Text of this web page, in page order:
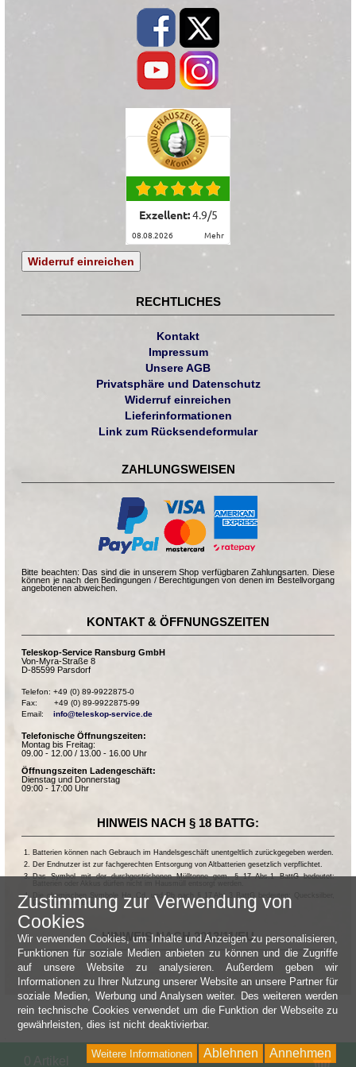
Exzellent:4.9/5
08.08.2026 mehr
Widerruf einreichen
RECHTLICHES
Kontakt
Impressum
Unsere AGB
Privatsphäre und Datenschutz
Widerruf einreichen
Lieferinformationen
Link zum Rücksendeformular
ZAHLUNGSWEISEN
Bitte beachten: Das sind die in unserem Shop verfügbaren Zahlungsarten. Diese
können je nach den Bedingungen / Berechtigungen von denen im Bestellvorgang
angebotenen abweichen.
KONTAKT & ÖFFNUNGSZEITEN
Teleskop-Service Ransburg GmbH
Von-Myra-Straße 8
D-85599 Parsdorf
Telefon: +49 (0) 89-9922875-0
Fax:       +49 (0) 89-9922875-99
Email: info@teleskop-service.de
Telefonische Öffnungszeiten:
Montag bis Freitag:
09.00 - 12.00 / 13.00 - 16.00 Uhr
Öffnungszeiten Ladengeschäft:
Dienstag und Donnerstag
09:00 - 17:00 Uhr
HINWEIS NACH § 18 BATTG:
Batterien können nach Gebrauch im Handelsgeschäft unentgeltlich zurückgegeben werden.
Der Endnutzer ist zur fachgerechten Entsorgung von Altbatterien gesetzlich verpflichtet.
Das Symbol mit der durchgestrichenen Mülltonne gem. § 17 Abs.1 BattG bedeutet:
Die chemischen Symbole Hg, Cd, und Pb nach § 17 Abs.3 BattG bedeuten: Quecksilber,
Cadmium und Blei.
HINWEIS NACH 2013/11/EU
Zustimmung zur Verwendung von
Cookies
Wir verwenden Cookies, um Inhalte und Anzeigen zu personalisieren,
Funktionen für soziale Medien anbieten zu können und die Zugriffe
auf unsere Website zu analysieren. Außerdem geben wir
Informationen zu Ihrer Nutzung unserer Website an unsere Partner für
soziale Medien, Werbung und Analysen weiter. Des weiteren werden
rein technische Cookies verwendet um die Funktion der Webseite zu
gewährleisten, dies ist nicht deaktivierbar.
Annehmen
Ablehnen
Weitere Informationen